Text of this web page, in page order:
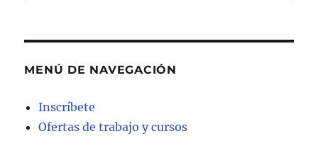
MENÚ DE NAVEGACIÓN
Inscríbete
Ofertas de trabajo y cursos